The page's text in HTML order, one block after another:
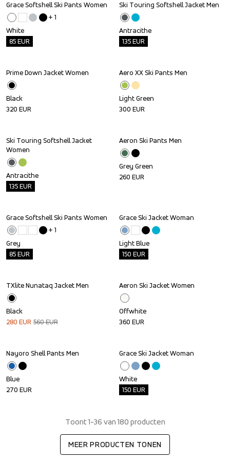
Outlet
Grace Softshell Ski Pants Women
+ 1
White
85EUR
Outlet
Ski Touring Softshell Jacket Men
Antracithe
135EUR
Prime Down Jacket Women
Black
320 EUR
Aero XX Ski Pants Men
Light Green
300 EUR
Outlet
Ski Touring Softshell Jacket
Women
Antracithe
135EUR
Aeron Ski Pants Men
Grey Green
260 EUR
Outlet
Grace Softshell Ski Pants Women
+ 1
Grey
85EUR
Outlet
Grace Ski Jacket Woman
Light Blue
150 EUR
Sale
TXlite Nunataq Jacket Men
Black
280 EUR 560EUR
Aeron Ski Jacket Women
Offwhite
360 EUR
Nayoro Shell Pants Men
Blue
270 EUR
Outlet
Grace Ski Jacket Woman
White
150 EUR
Toont 1-36 van 180 producten
MEER PRODUCTEN TONEN